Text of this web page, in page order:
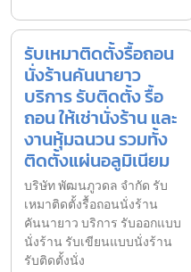
รับเหมาติดตั้งรื้อถอน
นั่งร้านคันนายาว
บริการ รับติดตั้ง รื้อ
ถอน ให้เช่านั่งร้าน และ
งานหุ้มฉนวน รวมทั้ง
ติดตั้งแผ่นอลูมิเนียม
บริษัท พัฒนภูวดล จำกัด รับ
เหมาติดตั้งรื้อถอนนั่งร้าน
คันนายาว บริการ รับออกแบบ
นั่งร้าน รับเขียนแบบนั่งร้าน
รับติดตั้งนั่ง